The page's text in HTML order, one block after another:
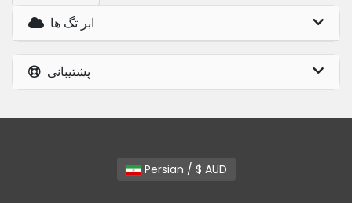
ابر تگ ها
پشتیبانی
Persian / $ AUD